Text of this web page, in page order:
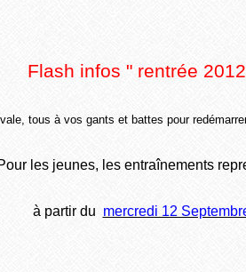
Flash infos " rentrée
tous à vos gants et battes pour
les jeunes, les entraînements
à partir du mercredi 12